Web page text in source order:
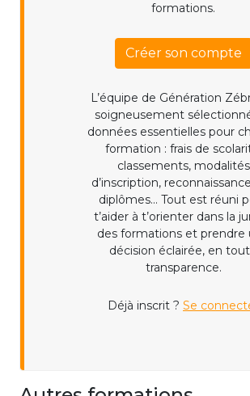
formations.
Créer son compte
L’équipe de Génération
soigneusement
données essentielles pour
formation : frais de
classements, modalités
d’inscription,
diplômes... Tout est réuni
t’aider à t’orienter dans la
des formations et prendre
décision éclairée, en
transparence.
Déjà inscrit ? Se